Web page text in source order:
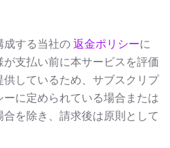
成する当社の返金ポリシーに
支払い前に本サービスを評価
しているため、サブスクリプ
に定められている場合または
を除き、請求後は原則として